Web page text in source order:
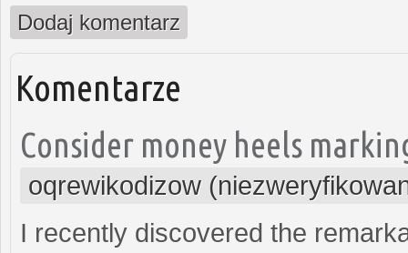
Dodaj komentarz
Komentarze
Consider money heels
oqrewikodizow
I recently discovered the